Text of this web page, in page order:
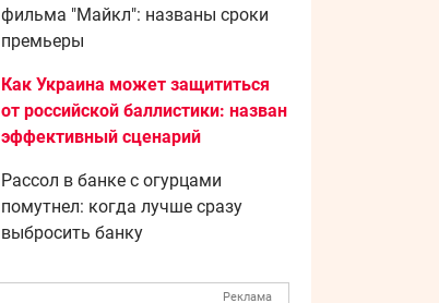
фильма "Майкл": названы сроки
премьеры
Как Украина может защититься
от российской баллистики: назван
эффективный сценарий
Рассол в банке с огурцами
помутнел: когда лучше сразу
выбросить банку
Реклама